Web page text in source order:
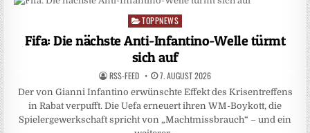
Posted
in
TOPPNEWS
Fifa: Die nächste Anti-Infantino-Welle türmt
sich auf
RSS-FEED 7. AUGUST 2026
Der von Gianni Infantino erwünschte Effekt des Krisentreffens
in Rabat verpufft. Die Uefa erneuert ihren WM-Boykott, die
Spielergewerkschaft spricht von „Machtmissbrauch“ – und ein